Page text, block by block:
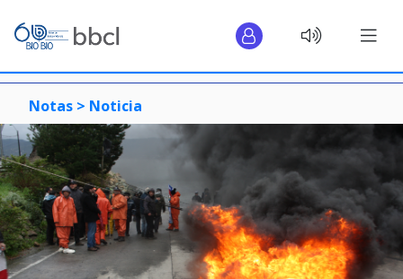
Notas > Noticia